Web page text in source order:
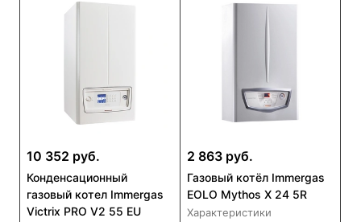
10 352 руб.
Конденсационный
газовый котел Immergas
Victrix PRO V2 55 EU
2 863 руб.
Газовый котёл Immergas
EOLO Mythos X 24 5R
Характеристики